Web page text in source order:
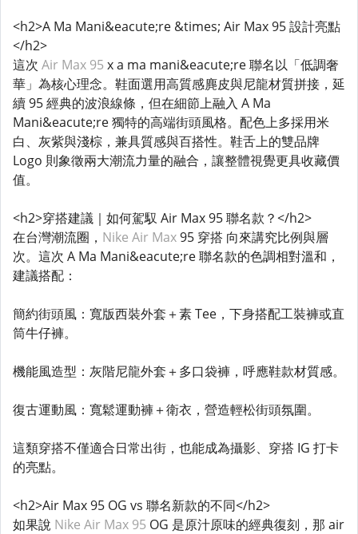
<h2>A Ma Mani&eacute;re &times; Air Max 95 設計亮點
</h2>
這次 Air Max 95 x a ma mani&eacute;re 聯名以「低調奢
華」為核心理念。鞋面選用高質感麂皮與尼龍材質拼接，延
續 95 經典的波浪線條，但在細節上融入 A Ma
Mani&eacute;re 獨特的高端街頭風格。配色上多採用米
白、灰紫與淺棕，兼具質感與百搭性。鞋舌上的雙品牌
Logo 則象徵兩大潮流力量的融合，讓整體視覺更具收藏價
值。
<h2>穿搭建議｜如何駕馭 Air Max 95 聯名款？</h2>
在台灣潮流圈， Nike Air Max95 穿搭 向來講究比例與層
次。這次 A Ma Mani&eacute;re 聯名款的色調相對溫和，
建議搭配：
簡約街頭風：寬版西裝外套＋素 Tee，下身搭配工裝褲或直
筒牛仔褲。
機能風造型：灰階尼龍外套＋多口袋褲，呼應鞋款材質感。
復古運動風：寬鬆運動褲＋衛衣，營造輕松街頭氛圍。
這類穿搭不僅適合日常出街，也能成為攝影、穿搭 IG 打卡
的亮點。
<h2>Air Max 95 OG vs 聯名新款的不同</h2>
如果說 Nike Air Max 95 OG 是原汁原味的經典復刻，那 air